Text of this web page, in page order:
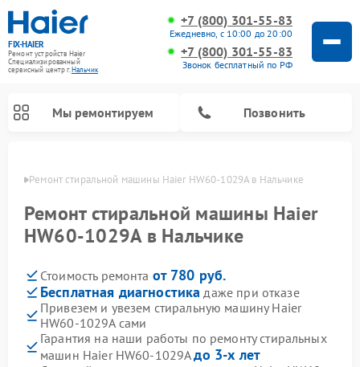
FIX-HAIER
Ремонт устройств Haier
Специализированный
cервисный центр г.Нальчик
+7 (800) 301-55-83
Ежедневно, с 10:00 до 20:00
+7 (800) 301-55-83
Звонок бесплатный по РФ
Мы ремонтируем Позвонить
Ремонт стиральной машины Haier HW60-1029A в Нальчике
Ремонт стиральной машины Haier
HW60-1029A в Нальчике
Стоимость ремонта от 780 руб.
Бесплатная диагностика даже при отказе
Привезем и увезем стиральную машину Haier
HW60-1029A сами
Гарантия на наши работы по ремонту стиральных
машин Haier HW60-1029Aдо 3-х лет